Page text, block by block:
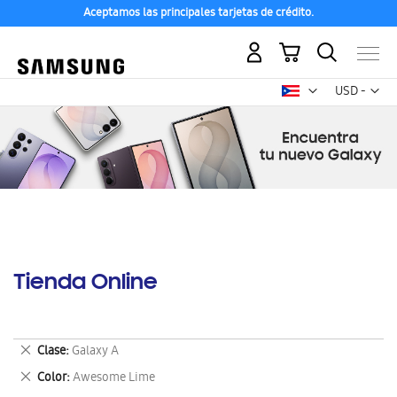
Aceptamos las principales tarjetas de crédito.
USD -
dólar
Mi carrito
Tienda Online
Clase Galaxy A
Eliminar
este
artículo
Color Awesome Lime
Eliminar